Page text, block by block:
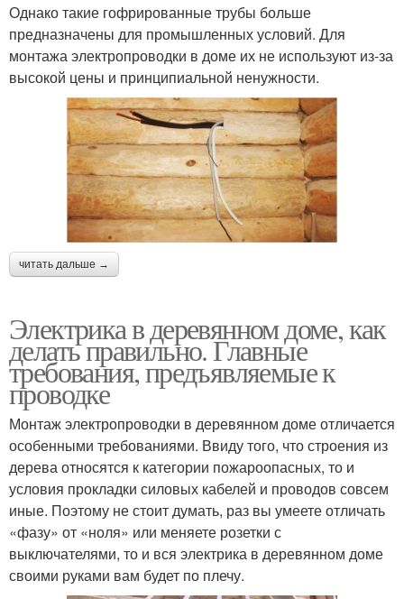
Однако такие гофрированные трубы больше
предназначены для промышленных условий. Для
монтажа электропроводки в доме их не используют из-за
высокой цены и принципиальной ненужности.
читать дальше →
Электрика в деревянном доме, как
делать правильно. Главные
требования, предъявляемые к
проводке
Монтаж электропроводки в деревянном доме отличается
особенными требованиями. Ввиду того, что строения из
дерева относятся к категории пожароопасных, то и
условия прокладки силовых кабелей и проводов совсем
иные. Поэтому не стоит думать, раз вы умеете отличать
«фазу» от «ноля» или меняете розетки с
выключателями, то и вся электрика в деревянном доме
своими руками вам будет по плечу.